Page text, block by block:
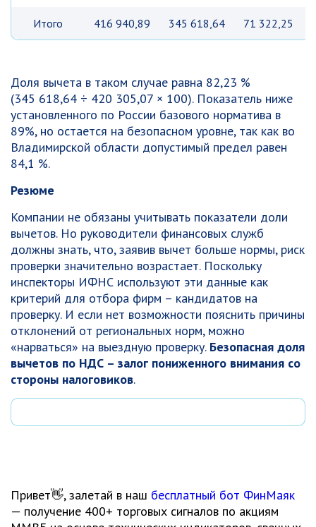
Итого 416 940,89 345 618,64 71 322,25
Доля вычета в таком случае равна 82,23 %
(345 618,64 ÷ 420 305,07 × 100). Показатель ниже
установленного по России базового норматива в
89%, но остается на безопасном уровне, так как во
Владимирской области допустимый предел равен
84,1 %.
Резюме
Компании не обязаны учитывать показатели доли
вычетов. Но руководители финансовых служб
должны знать, что, заявив вычет больше нормы, риск
проверки значительно возрастает. Поскольку
инспекторы ИФНС используют эти данные как
критерий для отбора фирм – кандидатов на
проверку. И если нет возможности пояснить причины
отклонений от региональных норм, можно
«нарваться» на выездную проверку. Безопасная доля
вычетов по НДС – залог пониженного внимания со
стороны налоговиков.
Привет👋, залетай в наш бесплатный бот ФинМаяк
— получение 400+ торговых сигналов по акциям